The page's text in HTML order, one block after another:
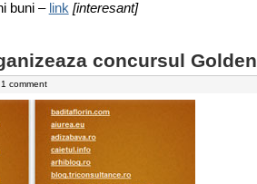
buni – link [interesant]
concursul
1 comment